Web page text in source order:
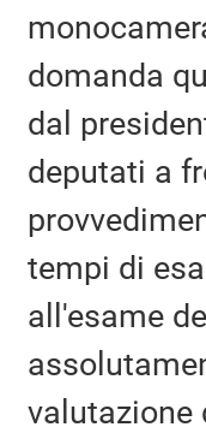
domanda
dal
deputati a
tempi di
all'esame
valutazione